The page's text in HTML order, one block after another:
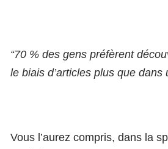
“70 % des gens préfèrent
le biais d’articles plus que dans
Vous l’aurez compris, dans la